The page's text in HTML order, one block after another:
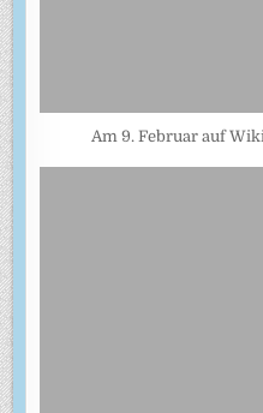
Am 9. Februar auf